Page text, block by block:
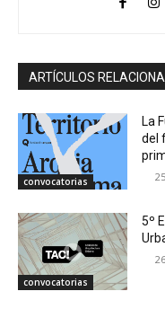
ARTÍCULOS
convocatorias
La
del
convocatorias
5º